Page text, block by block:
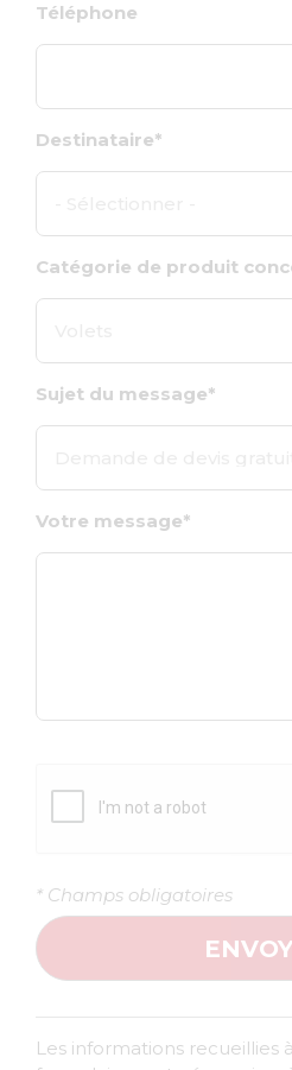
Téléphone
Destinataire
Catégorie de produit
Sujet du message
Votre message
* Champs obligatoires
Les informations recueillies